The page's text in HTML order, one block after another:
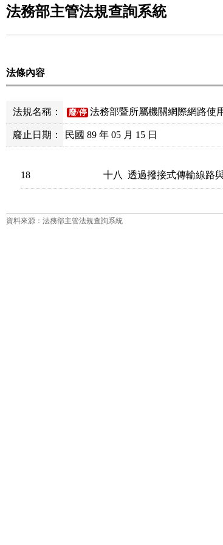
法務部主管法規查詢系統
法條內容
法規名稱： 廢/停 法務部暨所屬機關網際網路使
廢止日期： 民國 89 年 05 月 15 日
18 十八  透過撥接式傳輸線路
資料來源：法務部主管法規查詢系統